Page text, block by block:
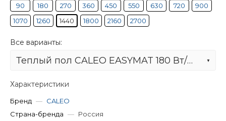
90 180 270 360 450 550 630 720
900
1070
1260 1440 1800 2160 2700
Все варианты:
Теплый пол CALEO EASYMAT 180 Вт/м2 8 м2
Характеристики
Бренд — CALEO
Страна-бренда — Россия